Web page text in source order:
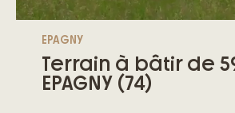
EPAGNY
Terrain à bâtir de
EPAGNY (74)